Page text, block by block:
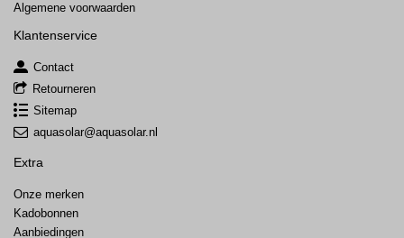
Algemene voorwaarden
Klantenservice
Contact
Retourneren
Sitemap
aquasolar@aquasolar.nl
Extra
Onze merken
Kadobonnen
Aanbiedingen